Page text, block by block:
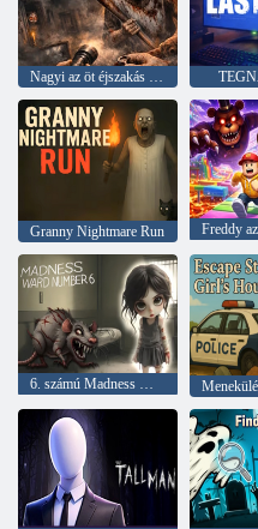
Nagyi az öt éjszakás megváltásban
Granny Nightmare Run
6. számú Madness Ward